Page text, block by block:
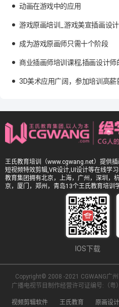
动画在游戏中的应用
游戏原画培训_游戏美宣插画设
成为游戏原画师只需十个阶段
商业插画师培训课程,插画设计师
3D美术应用广阔，参加培训高薪
王氏教育培训（www.cgwang.net）提供
短视频特效剪辑,VR设计,UI设计等在线学
教育集团拥有北京，上海，广州，深圳，
京，厦门，郑州，青岛13个王氏教育培训
IOS下载
Copyright© 2008 -2021 CGWANG广
广播电视节目制作经营许可证编号:（粤
视频剪辑软件 王氏教育 原画设计